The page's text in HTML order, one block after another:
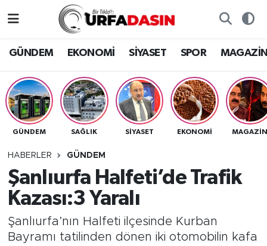
GÜNDEM EKONOMİ SİYASET SPOR
GÜNDEM SAĞLIK SİYASET EKONOMİ
HABERLER GÜNDEM
Şanlıurfa Halfeti’de Trafik
Kazası:3 Yaralı
Şanlıurfa’nın Halfeti ilçesinde Kurban
Bayramı tatilinden dönen iki otomobilin kafa
EKONOMİ
SİYASET
SPOR
SAĞLIK
TEKNOLOJİ
Gizlilik ve Güvenlik Politikası
İletişim
Nöbetçi Eczaneler
Hava Durumu
Namaz Vakitleri
Trafik Durumu
Süper Lig Puan Durumu ve Fikstür
Tüm Manşetler
Son Dakika Haberleri